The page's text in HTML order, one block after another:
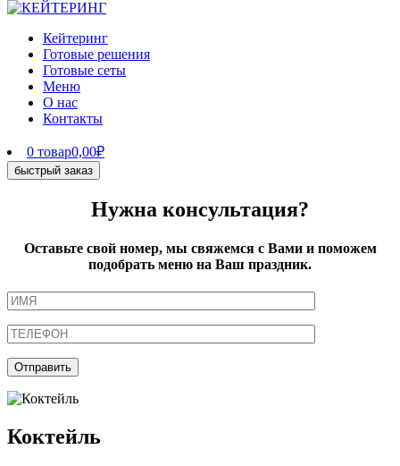
Кейтеринг
Готовые решения
Готовые сеты
Меню
О нас
Контакты
0 товар0,00₽
быстрый заказ
Нужна консультация?
Оставьте свой номер, мы свяжемся с Вами и поможем
подобрать меню на Ваш праздник.
Коктейль